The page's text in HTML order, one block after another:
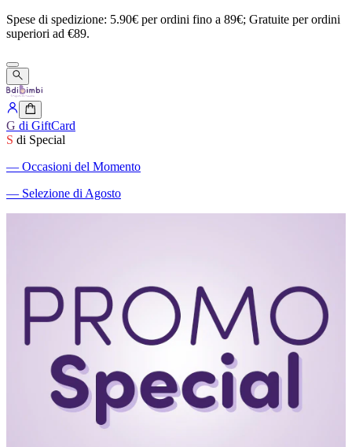
Spese di spedizione: 5.90€ perordini fino a 89€; Gratuite perordini
superiori ad €89.
G di GiftCard
S di Special
― Occasioni del Momento
― Selezione di Agosto